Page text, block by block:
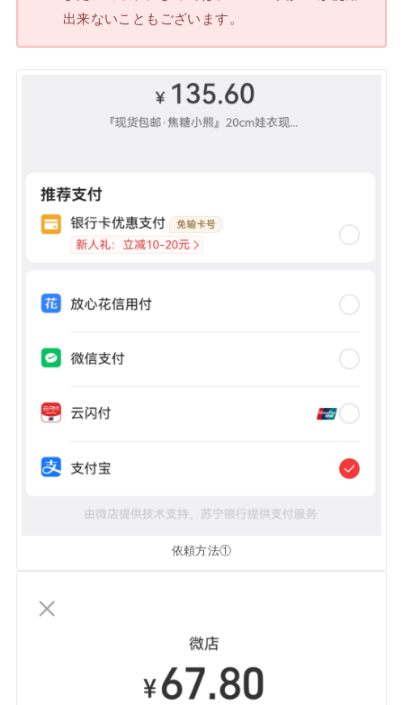
出来ないこともございます。
依頼方法①